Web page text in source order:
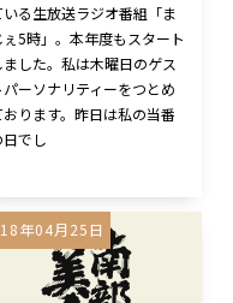
いる生放送ラジオ番組「ま
ぇ5時」。本年度もスタート
ました。私は木曜日のゲス
パーソナリティーをつとめ
おります。昨日は私の当番
日でし
年04月25日